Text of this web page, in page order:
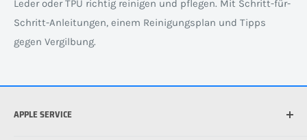
Leder oder TPU richtig reinigen und pflegen. Mit Schritt-für-
Schritt-Anleitungen, einem Reinigungsplan und Tipps
gegen Vergilbung.
APPLE SERVICE